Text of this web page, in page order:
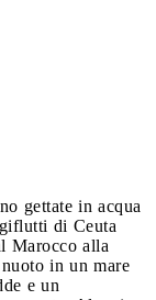
gettate in acqua
di Ceuta
Marocco alla
in un mare
e un